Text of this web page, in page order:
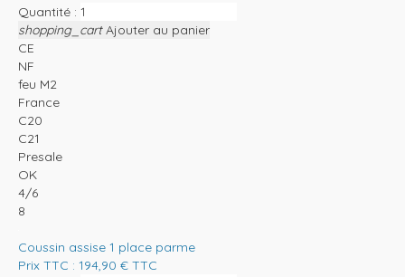
Quantité :
shopping_cart Ajouter au panier
CE
NF
feu M2
France
C20
C21
Presale
OK
4/6
8
Coussin assise 1 place parme
Prix TTC : 194,90 € TTC